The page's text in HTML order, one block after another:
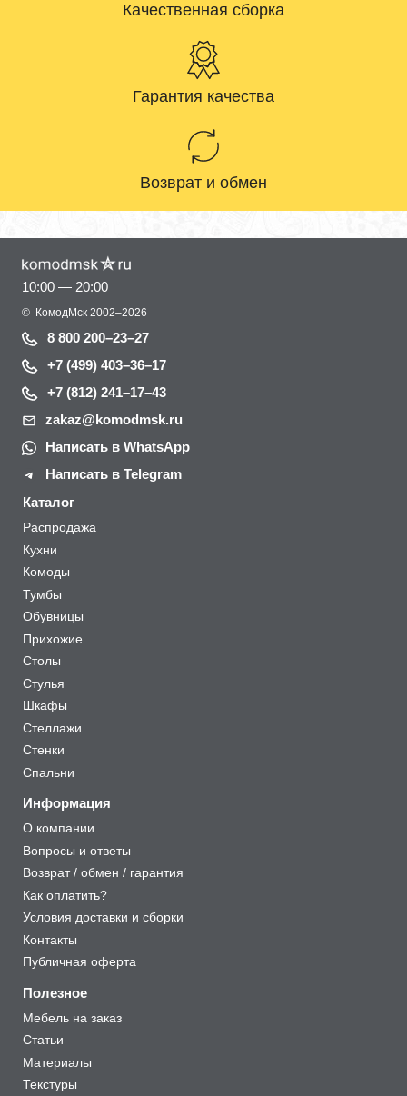
Качественная сборка
Гарантия качества
Возврат и обмен
10:00 — 20:00
© КомодМск 2002–2026
8 800 200–23–27
+7 (499) 403–36–17
+7 (812) 241–17–43
zakaz@komodmsk.ru
Написать в WhatsApp
Написать в Telegram
Каталог
Распродажа
Кухни
Комоды
Тумбы
Обувницы
Прихожие
Столы
Стулья
Шкафы
Стеллажи
Стенки
Спальни
Информация
О компании
Вопросы и ответы
Возврат / обмен / гарантия
Как оплатить?
Условия доставки и сборки
Контакты
Публичная оферта
Полезное
Мебель на заказ
Статьи
Материалы
Текстуры